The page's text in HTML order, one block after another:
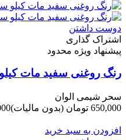
دوست داشتن
اشتراک گذاری
پیشنهاد ویژه محدود
رنگ روغنی سفید مات
سحر شیمی الوان
650,000 تومان
(بدون مالیات)
افزودن به سبد خرید